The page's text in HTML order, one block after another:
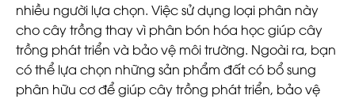
nhiều người lựa chọn. Việc sử dụng loại phân này
cho cây trồng thay vì phân bón hóa học giúp cây
trồng phát triển và bảo vệ môi trường. Ngoài ra, bạn
có thể lựa chọn những sản phẩm đất có bổ sung
phân hữu cơ để giúp cây trồng phát triển, bảo vệ